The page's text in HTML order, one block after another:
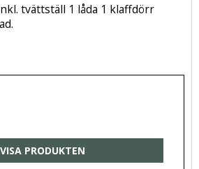
tvättställ 1 låda 1 klaffdörr
VISA PRODUKTEN